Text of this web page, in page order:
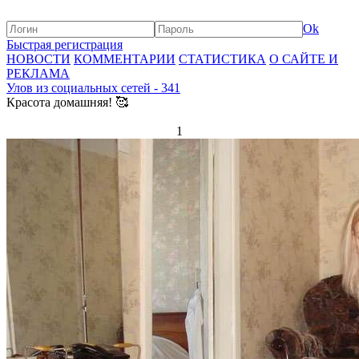
Ok
Быстрая регистрация
НОВОСТИ КОММЕНТАРИИ СТАТИСТИКА О САЙТЕ И
РЕКЛАМА
Улов из социальных сетей - 341
Красота домашняя! 🥰
1